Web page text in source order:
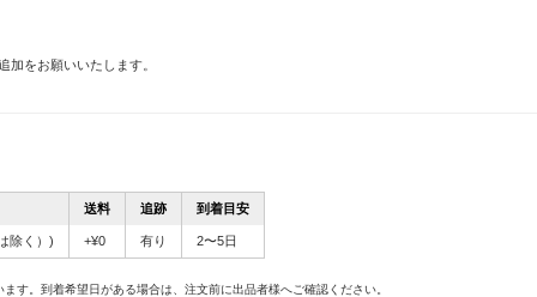
加をお願いいたします。
送料 追跡 到着目安
除く）) +¥0 有り 2〜5日
す。到着希望日がある場合は、注文前に出品者様へご確認ください。